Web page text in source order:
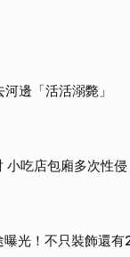
邊「活活溺斃」
小吃店包廂多次性侵
光！不只裝飾還有